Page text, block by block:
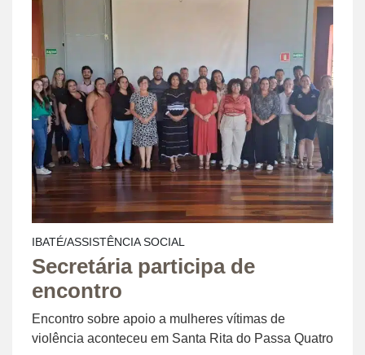
IBATÉ/ASSISTÊNCIA SOCIAL
Secretária participa de
encontro
Encontro sobre apoio a mulheres vítimas de
violência aconteceu em Santa Rita do Passa Quatro